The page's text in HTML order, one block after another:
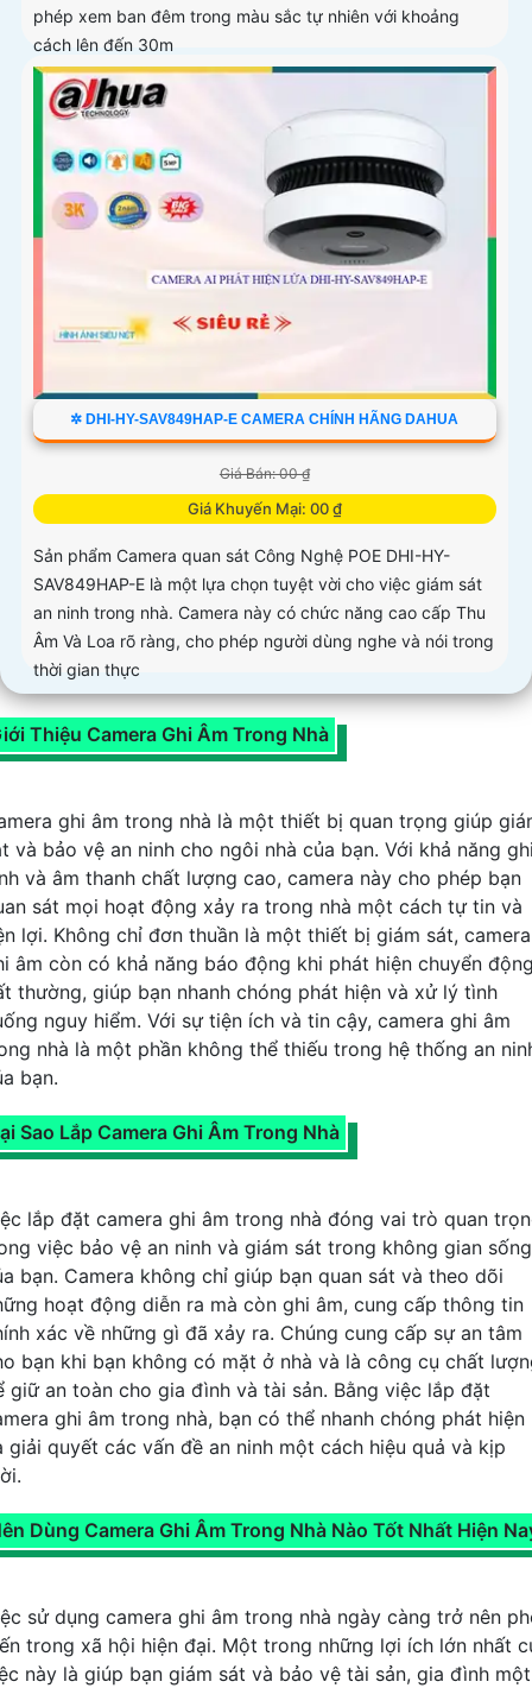
phép xem ban đêm trong màu sắc tự nhiên với khoảng
cách lên đến 30m
✲ DHI-HY-SAV849HAP-E CAMERA CHÍNH HÃNG DAHUA
Giá Bán: 00 ₫
Giá Khuyến Mại: 00 ₫
Sản phẩm Camera quan sát Công Nghệ POE DHI-HY-
SAV849HAP-E là một lựa chọn tuyệt vời cho việc giám sát
an ninh trong nhà. Camera này có chức năng cao cấp Thu
Âm Và Loa rõ ràng, cho phép người dùng nghe và nói trong
thời gian thực
Thiệu Camera Ghi Âm Trong Nhà
ghi âm trong nhà là một thiết bị quan trọng giúp
và bảo vệ an ninh cho ngôi nhà của bạn. Với khả năng
và âm thanh chất lượng cao, camera này cho phép bạn
sát mọi hoạt động xảy ra trong nhà một cách tự tin và
lợi. Không chỉ đơn thuần là một thiết bị giám sát, camera
âm còn có khả năng báo động khi phát hiện chuyển
thường, giúp bạn nhanh chóng phát hiện và xử lý tình
nguy hiểm. Với sự tiện ích và tin cậy, camera ghi âm
nhà là một phần không thể thiếu trong hệ thống an
bạn.
Sao Lắp Camera Ghi Âm Trong Nhà
lắp đặt camera ghi âm trong nhà đóng vai trò quan
việc bảo vệ an ninh và giám sát trong không gian sống
bạn. Camera không chỉ giúp bạn quan sát và theo dõi
hoạt động diễn ra mà còn ghi âm, cung cấp thông tin
xác về những gì đã xảy ra. Chúng cung cấp sự an tâm
bạn khi bạn không có mặt ở nhà và là công cụ chất
giữ an toàn cho gia đình và tài sản. Bằng việc lắp đặt
ghi âm trong nhà, bạn có thể nhanh chóng phát hiện
giải quyết các vấn đề an ninh một cách hiệu quả và kịp
Dùng Camera Ghi Âm Trong Nhà Nào Tốt Nhất Hiện
sử dụng camera ghi âm trong nhà ngày càng trở nên
trong xã hội hiện đại. Một trong những lợi ích lớn nhất
này là giúp bạn giám sát và bảo vệ tài sản, gia đình một